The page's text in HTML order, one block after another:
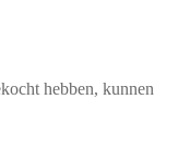
hebben, kunnen